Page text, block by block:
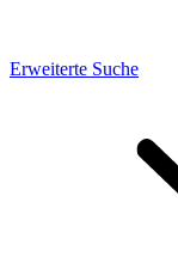
Erweiterte Suche